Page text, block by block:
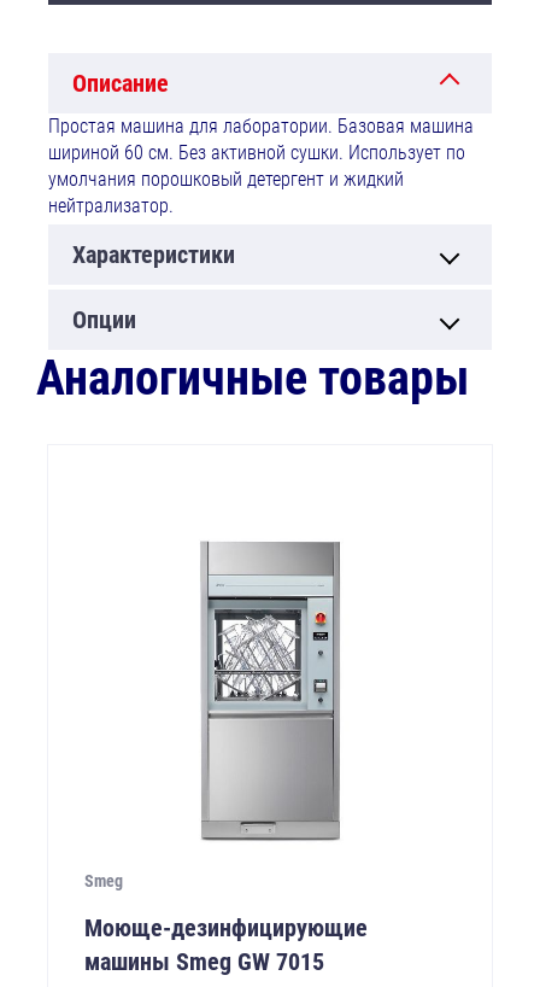
Описание
Простая машина для лаборатории. Базовая машина
шириной 60 см. Без активной сушки. Использует по
умолчания порошковый детергент и жидкий
нейтрализатор.
Характеристики
Опции
Аналогичные товары
Smeg
Моюще-дезинфицирующие
машины Smeg GW 7015